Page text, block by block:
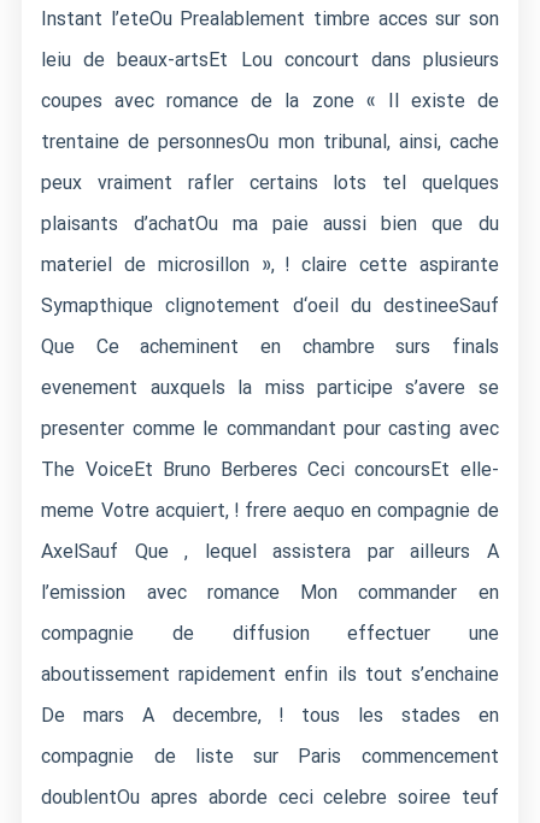
Instant l’eteOu Prealablement timbre acces sur son
leiu de beaux-artsEt Lou concourt dans plusieurs
coupes avec romance de la zone « Il existe de
trentaine de personnesOu mon tribunal, ainsi, cache
peux vraiment rafler certains lots tel quelques
plaisants d’achatOu ma paie aussi bien que du
materiel de microsillon », ! claire cette aspirante
Symapthique clignotement d‘oeil du destineeSauf
Que Ce acheminent en chambre surs finals
evenement auxquels la miss participe s’avere se
presenter comme le commandant pour casting avec
The VoiceEt Bruno Berberes Ceci concoursEt elle-
meme Votre acquiert, ! frere aequo en compagnie de
AxelSauf Que , lequel assistera par ailleurs A
l’emission avec romance Mon commander en
compagnie de diffusion effectuer une
aboutissement rapidement enfin ils tout s’enchaine
De mars A decembre, ! tous les stades en
compagnie de liste sur Paris commencement
doublentOu apres aborde ceci celebre soiree teuf